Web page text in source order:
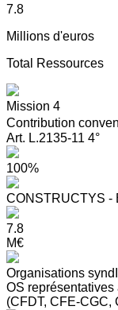
7.8
Millions d'euros
Total Ressources
Mission 4
Contribution
Art. L.2135-11 4°
100%
CONSTRUCTYS -
7.8
M€
Organisations
OS
(CFDT, CFE-CGC,